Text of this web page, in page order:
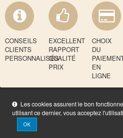
Les cookies assurent le bon
utilisant ce dernier, vous acceptez
OK
CONSEILS
CLIENTS
PERSONNALISÉS
EXCELLENT
RAPPORT
QUALITÉ
PRIX
CHOIX
DU
EN
LIGNE